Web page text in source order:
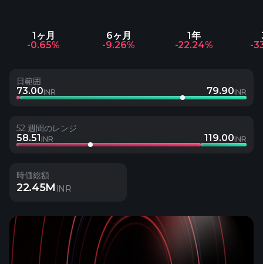
1ヶ月
-0.65%
6ヶ月
-9.26%
1年
-22.24%
-
日範囲
73.00INR 79.90INR
52 週間のレンジ
58.51 INR 119.00INR
時価総額
22.45M INR